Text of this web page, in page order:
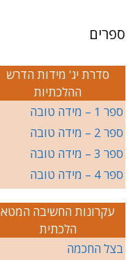
ספרים
סדרת יג' מידות הדרש
ההלכתיות
ספר 1 – מידה טובה
ספר 2 – מידה טובה
ספר 3 – מידה טובה
ספר 4 – מידה טובה
עקרונות החשיבה המטא
הלכתית
בצל החכמה